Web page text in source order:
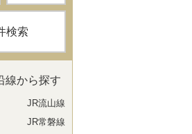
検索
線から探す
JR流山線
JR常磐線